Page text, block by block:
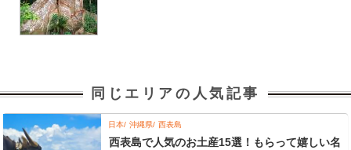
同じエリアの人気記事
日本 沖縄県 西表島
西表島で人気のお土産15選！もらって嬉しい名